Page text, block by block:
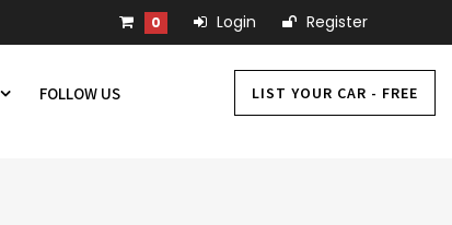
0 Login Register
FOLLOW US LIST YOUR CAR - FREE